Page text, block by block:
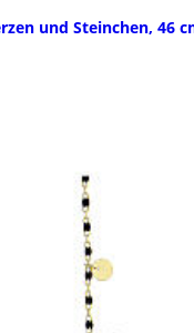
und Steinchen, 46